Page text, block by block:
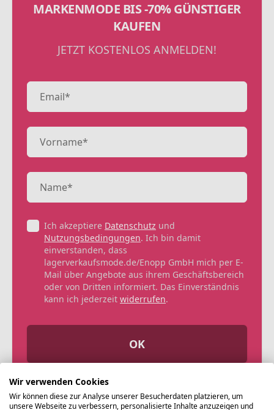
MARKENMODE BIS -70% GÜNSTIGER
KAUFEN
JETZT KOSTENLOS ANMELDEN!
Ich akzeptiere Datenschutz und
Nutzungsbedingungen. Ich bin damit
einverstanden, dass
lagerverkaufsmode.de/Enopp GmbH mich per E-
Mail über Angebote aus ihrem Geschäftsbereich
oder von Dritten informiert. Das Einverständnis
kann ich jederzeit widerrufen.
OK
Wir verwenden Cookies
Wir können diese zur Analyse unserer Besucherdaten platzieren, um
unsere Webseite zu verbessern, personalisierte Inhalte anzuzeigen und